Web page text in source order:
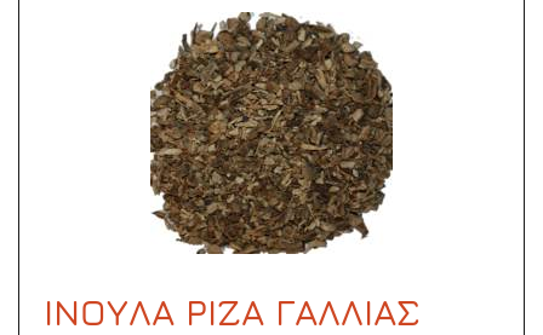
ΙΝΟΥΛΑ ΡΙΖΑ ΓΑΛΛΙΑΣ